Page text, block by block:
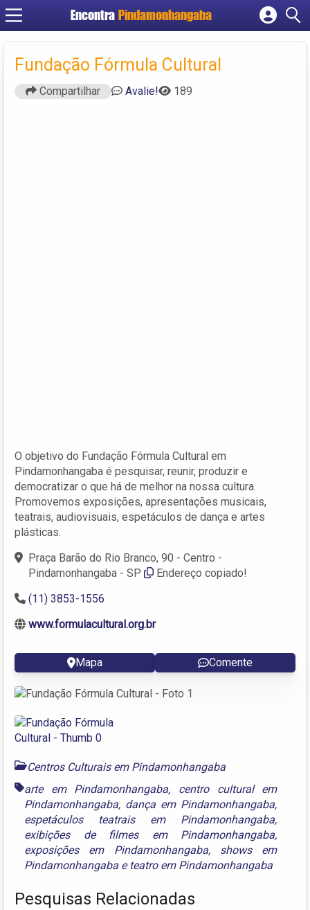
Encontra Pindamonhangaba
Cadastrar empresa
Criar conta
Fundação Fórmula Cultural
Compartilhar Avalie! 189
O objetivo do Fundação Fórmula Cultural em
Pindamonhangaba é pesquisar, reunir, produzir e
democratizar o que há de melhor na nossa cultura.
Promovemos exposições, apresentações musicais,
teatrais, audiovisuais, espetáculos de dança e artes
plásticas.
Praça Barão do Rio Branco, 90 - Centro -
Pindamonhangaba - SP
Endereço copiado!
(11) 3853-1556
www.formulacultural.org.br
Mapa Comente
Centros Culturais em Pindamonhangaba
arte em Pindamonhangaba, centro cultural em
Pindamonhangaba, dança em Pindamonhangaba,
espetáculos teatrais em Pindamonhangaba,
exibições de filmes em Pindamonhangaba,
exposições em Pindamonhangaba, shows em
Pindamonhangaba e teatro em Pindamonhangaba
Pesquisas Relacionadas